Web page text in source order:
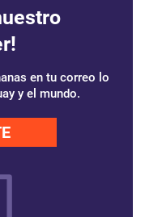
en tu correo lo
y el mundo.